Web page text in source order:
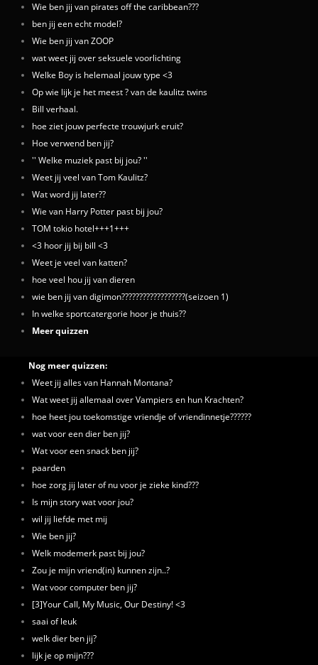
Wie ben jij van pirates off the caribbean???
ben jij een echt model?
Wie ben jij van ZOOP
wat weet jij over seksuele voorlichting
Welke Boy is helemaal jouw type <3
Op wie lijk je het meest ? van de kaulitz twins
Bill verhaal.
hoe ziet jouw perfecte trouwjurk eruit?
Hoe verwend ben jij?
'' Welke muziek past bij jou? ''
Weet jij veel van Tom Kaulitz?
Wat word jij later??
Wie van Harry Potter past bij jou?
TOM tokio hotel+++1+++
<3 hoor jij bij bill <3
Weet je veel van katten?
hoe veel hou jij van dieren
wie ben jij van digimon??????????????????(seizoen 1)
In welke sportcatergorie hoor je thuis??
Meer quizzen
Nog meer quizzen:
Weet jij alles van Hannah Montana?
Wat weet jij allemaal over Vampiers en hun Krachten?
hoe heet jou toekomstige vriendje of vriendinnetje??????
wat voor een dier ben jij?
Wat voor een snack ben jij?
paarden
hoe zorg jij later of nu voor je zieke kind???
Is mijn story wat voor jou?
wil jij liefde met mij
Wie ben jij?
Welk modemerk past bij jou?
Zou je mijn vriend(in) kunnen zijn..?
Wat voor computer ben jij?
[3]Your Call, My Music, Our Destiny! <3
saai of leuk
welk dier ben jij?
lijk je op mijn???